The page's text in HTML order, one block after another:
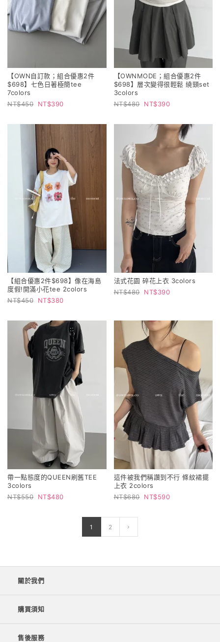
【OWN自訂款；組合優惠2件
$698】七色日著極簡tee
7colors
450
390
【OWNMODE；組合優惠2件
$698】層次變得很輕鬆 繞頸set
3colors
480
390
【組合優惠2件$698】像在海島
度假!開滿小花tee 2colors
450
380
法式花園 碎花上衣 3colors
480
390
帶一點態度的QUEEN刷舊TEE
3colors
550
480
這件被我們稱讚到不行 條紋裙擺
上衣 2colors
680
590
1 2
關於我們
購買須知
售後服務